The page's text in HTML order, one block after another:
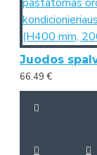
66.49 €